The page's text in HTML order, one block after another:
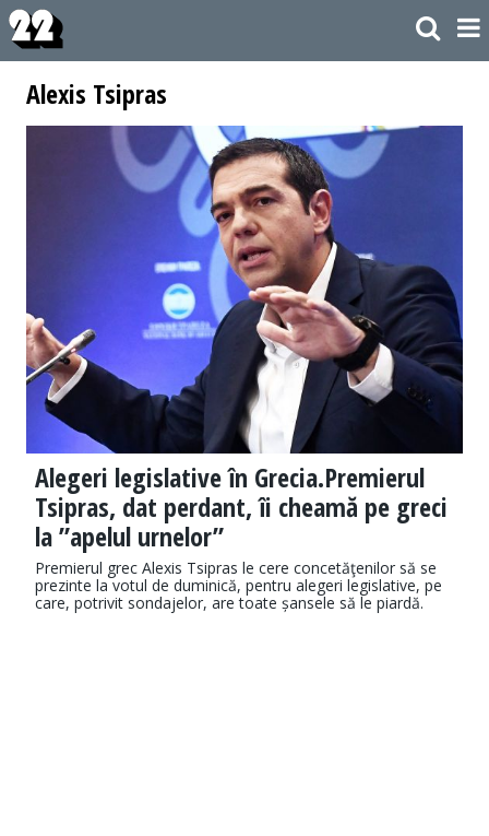
Alexis Tsipras
Alegeri legislative în Grecia.Premierul
Tsipras, dat perdant, îi cheamă pe greci
la ”apelul urnelor”
Premierul grec Alexis Tsipras le cere concetăţenilor să se
prezinte la votul de duminică, pentru alegeri legislative, pe
care, potrivit sondajelor, are toate șansele să le piardă.